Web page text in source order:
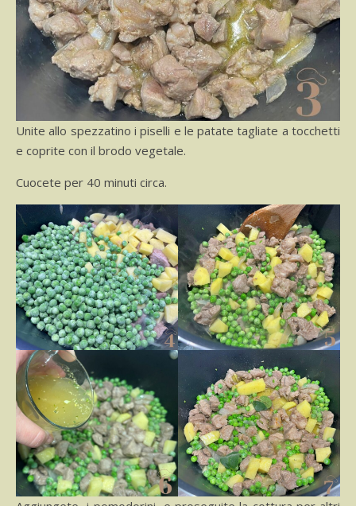
Unite allo spezzatino i piselli e le patate tagliate a tocchetti
e coprite con il brodo vegetale.
Cuocete per 40 minuti circa.